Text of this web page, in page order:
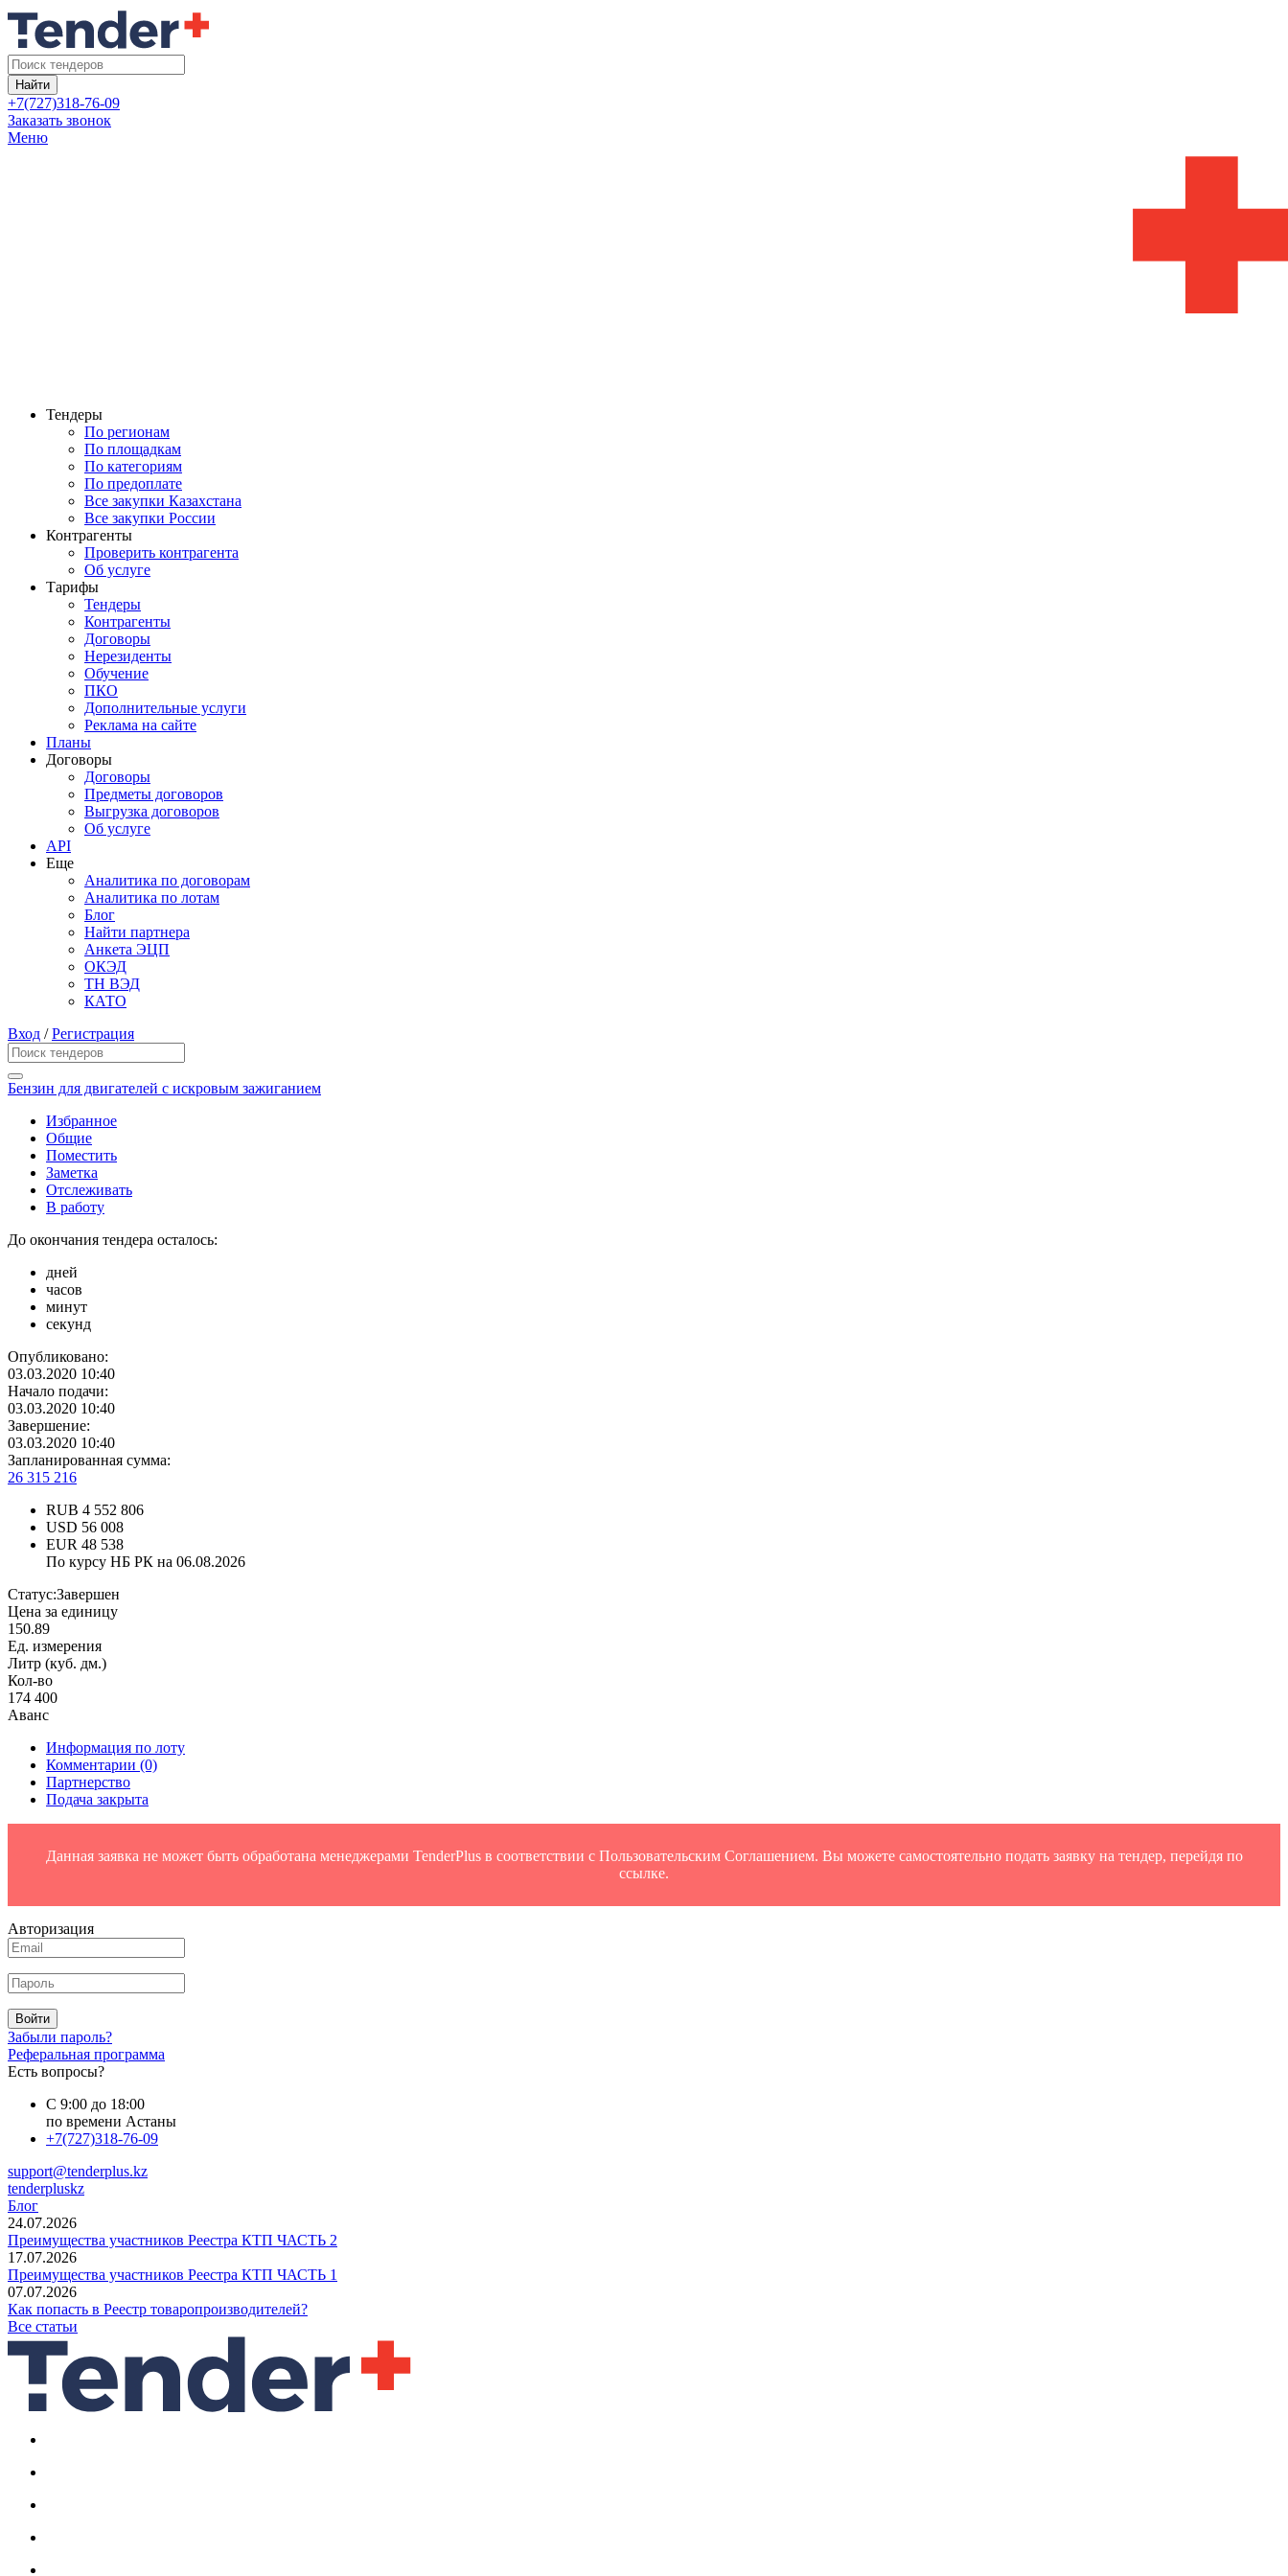
Найти
+7(727)318-76-09
Заказать звонок
Меню
Тендеры
По регионам
По площадкам
По категориям
По предоплате
Все закупки Казахстана
Все закупки России
Контрагенты
Проверить контрагента
Об услуге
Тарифы
Тендеры
Контрагенты
Договоры
Нерезиденты
Обучение
ПКО
Дополнительные услуги
Реклама на сайте
Планы
Договоры
Договоры
Предметы договоров
Выгрузка договоров
Об услуге
API
Еще
Аналитика по договорам
Аналитика по лотам
Блог
Найти партнера
Анкета ЭЦП
ОКЭД
ТН ВЭД
КАТО
Вход /Регистрация
Бензин для двигателей с искровым зажиганием
Избранное
Общие
Поместить
Заметка
Отслеживать
В работу
До окончания тендера осталось:
дней
часов
минут
секунд
Опубликовано:
03.03.2020 10:40
Начало подачи:
03.03.2020 10:40
Завершение:
03.03.2020 10:40
Запланированная сумма:
26 315 216
RUB 4 552 806
USD 56 008
EUR 48 538
По курсу НБ РК на 06.08.2026
Статус:Завершен
Цена за единицу
150.89
Ед. измерения
Литр (куб. дм.)
Кол-во
174 400
Аванс
Информация по лоту
Комментарии (0)
Партнерство
Подача закрыта
Данная заявка не может быть обработана менеджерами TenderPlus в соответствии с Пользовательским Соглашением. Вы можете самостоятельно подать заявку на тендер, перейдя по
ссылке.
Авторизация
Войти
Забыли пароль?
Реферальная программа
Есть вопросы?
С 9:00 до 18:00
по времени Астаны
+7(727)318-76-09
support@tenderplus.kz
tenderpluskz
Блог
24.07.2026
Преимущества участников Реестра КТП ЧАСТЬ 2
17.07.2026
Преимущества участников Реестра КТП ЧАСТЬ 1
07.07.2026
Как попасть в Реестр товаропроизводителей?
Все статьи